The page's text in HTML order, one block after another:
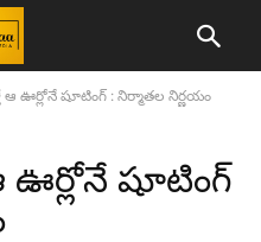
ఆ ఊర్లోనే షూటింగ్ : నిర్మాతల నిర్ణయం
ఊర్లోనే షూటింగ్